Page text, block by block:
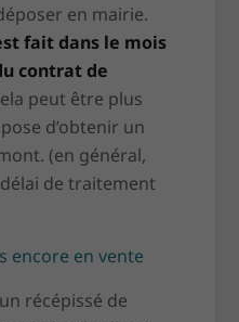
en mairie.
fait dans le mois
contrat de
peut être plus
d’obtenir un
(en général,
de traitement
encore en vente
récépissé de